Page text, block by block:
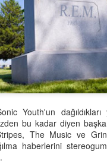
Youth'un dağıldıkları
bu kadar diyen
The Music ve
haberlerini